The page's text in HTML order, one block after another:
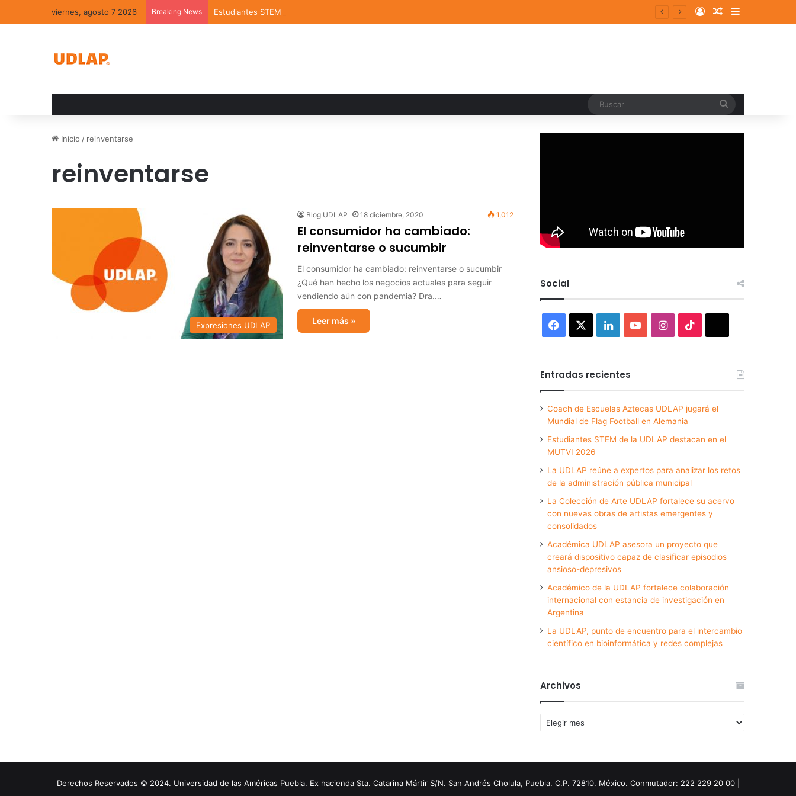
viernes, agosto 7 2026 Breaking News Estudiantes STEM de la UDLAP destacan en el MUTVI 2026 Log InRandom Article
Sidebar
Inicio / reinventarse
reinventarse
Expresiones UDLAP
Blog UDLAP 18 diciembre, 2020 1,012
El consumidor ha cambiado:
reinventarse o sucumbir
El consumidor ha cambiado: reinventarse o sucumbir
¿Qué han hecho los negocios actuales para seguir
vendiendo aún con pandemia? Dra.…
Leer más »
Social
Facebook LinkedInYouTubeInstagram
Entradas recientes
Coach de Escuelas Aztecas UDLAP jugará el
Mundial de Flag Football en Alemania
Estudiantes STEM de la UDLAP destacan en el
MUTVI 2026
La UDLAP reúne a expertos para analizar los retos
de la administración pública municipal
La Colección de Arte UDLAP fortalece su acervo
con nuevas obras de artistas emergentes y
consolidados
Académica UDLAP asesora un proyecto que
creará dispositivo capaz de clasificar episodios
ansioso-depresivos
Académico de la UDLAP fortalece colaboración
internacional con estancia de investigación en
Argentina
La UDLAP, punto de encuentro para el intercambio
científico en bioinformática y redes complejas
Archivos
Archivos
Derechos Reservados © 2024. Universidad de las Américas Puebla. Ex hacienda Sta. Catarina Mártir S/N. San Andrés Cholula, Puebla. C.P. 72810. México. Conmutador: 222 229 20 00 |